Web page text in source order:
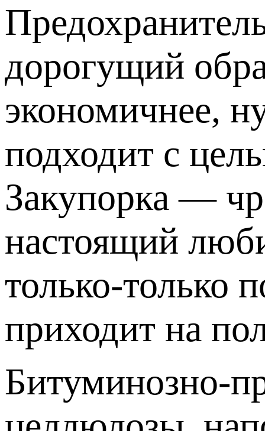
дорогущий
экономичнее,
подходит с
Закупорка —
настоящий
только-только
приходит на
Битуминозно-